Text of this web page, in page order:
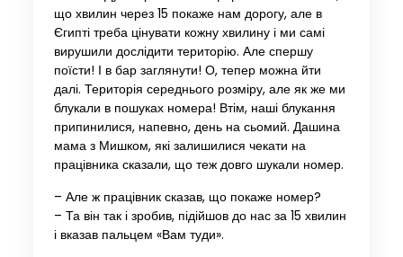
що хвилин через 15 покаже нам дорогу, але в
Єгипті треба цінувати кожну хвилину і ми самі
вирушили дослідити територію. Але спершу
поїсти! І в бар заглянути! О, тепер можна йти
далі. Територія середнього розміру, але як же ми
блукали в пошуках номера! Втім, наші блукання
припинилися, напевно, день на сьомий. Дашина
мама з Мишком, які залишилися чекати на
працівника сказали, що теж довго шукали номер.
– Але ж працівник сказав, що покаже номер?
– Та він так і зробив, підійшов до нас за 15 хвилин
і вказав пальцем «Вам туди».